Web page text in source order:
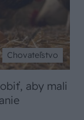
Chovateľstvo
aby mali